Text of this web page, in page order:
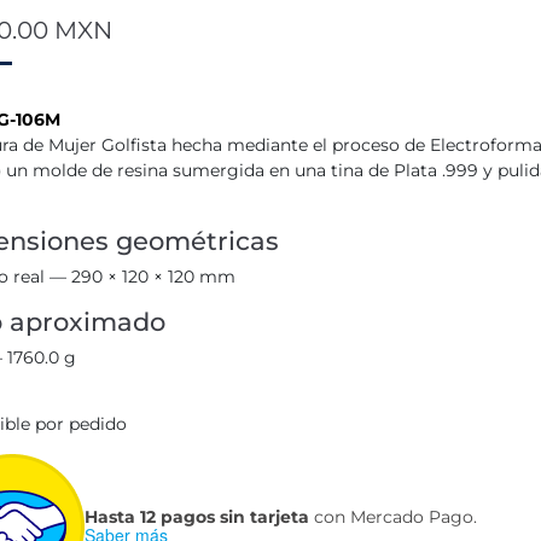
MXN
106M
de Mujer Golfista hecha mediante el proceso de
un molde de resina sumergida en una tina de Plata .999 y
geométricas
real — 290 × 120 × 120 mm
aproximado
g
por pedido
Hasta 12 pagos sin tarjeta con Mercado Pago.
Saber más